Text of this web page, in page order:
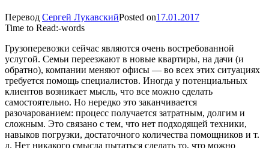
Перевод Сергей ЛукавскийPosted on17.01.2017
Time to Read:-words
Грузоперевозки сейчас являются очень востребованной
услугой. Семьи переезжают в новые квартиры, на дачи (и
обратно), компании меняют офисы — во всех этих ситуациях
требуется помощь специалистов. Иногда у потенциальных
клиентов возникает мысль, что все можно сделать
самостоятельно. Но нередко это заканчивается
разочарованием: процесс получается затратным, долгим и
сложным. Это связано с тем, что нет подходящей техники,
навыков погрузки, достаточного количества помощников и т.
д. Нет никакого смысла пытаться сделать то, что можно